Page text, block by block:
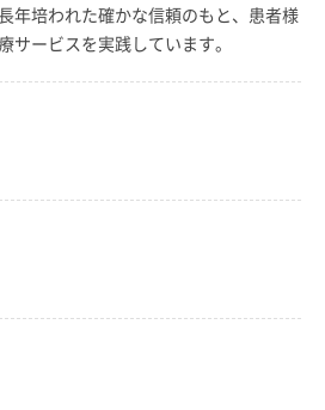
年培われた確かな信頼のもと、患者様
サービスを実践しています。